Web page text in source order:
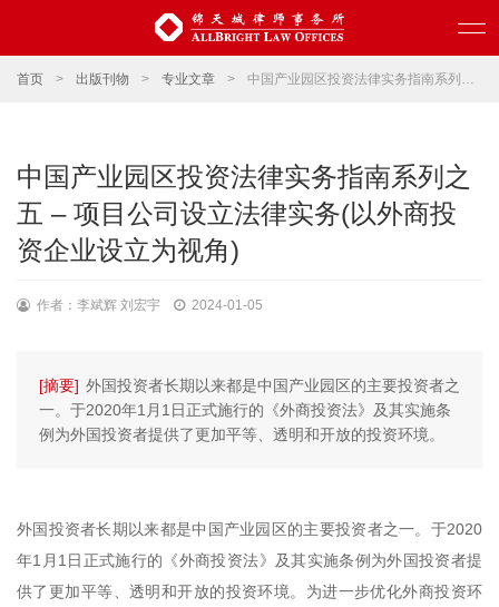
首页 > 出版刊物 > 专业文章 > 中国产业园区投资法律实务指南系列之五 – 项目公司设立法律实务(以外商投资企业设立为视角)
中国产业园区投资法律实务指南系列之
五 – 项目公司设立法律实务(以外商投
资企业设立为视角)
作者：李斌辉 刘宏宇 2024-01-05
[摘要] 外国投资者长期以来都是中国产业园区的主要投资者之
一。于2020年1月1日正式施行的《外商投资法》及其实施条
例为外国投资者提供了更加平等、透明和开放的投资环境。
外国投资者长期以来都是中国产业园区的主要投资者之一。于2020
年1月1日正式施行的《外商投资法》及其实施条例为外国投资者提
供了更加平等、透明和开放的投资环境。为进一步优化外商投资环